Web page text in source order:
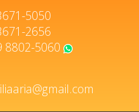
5050
2656
8802-5060